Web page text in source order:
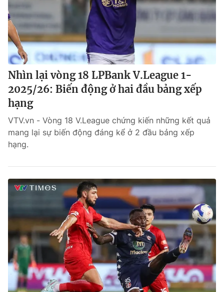
Nhìn lại vòng 18 LPBank V.League 1-
2025/26: Biến động ở hai đầu bảng xếp
hạng
VTV.vn - Vòng 18 V.League chứng kiến những kết quả
mang lại sự biến động đáng kể ở 2 đầu bảng xếp
hạng.